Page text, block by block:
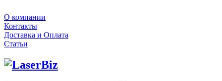
О компании
Контакты
Доставка и Оплата
Статьи